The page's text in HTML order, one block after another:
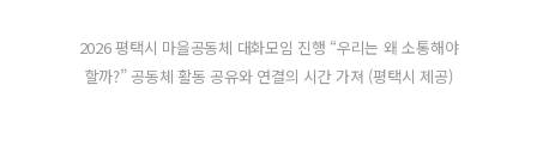
2026 평택시 마을공동체 대화모임 진행 “우리는 왜 소통해야
할까?” 공동체 활동 공유와 연결의 시간 가져 (평택시 제공)